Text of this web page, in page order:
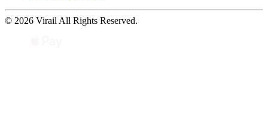
© 2026 Virail All Rights Reserved.